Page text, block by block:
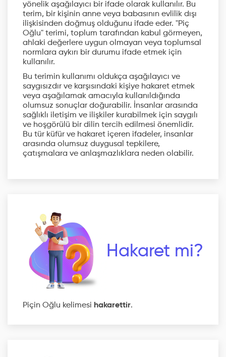
yönelik aşağılayıcı bir ifade olarak kullanılır. Bu
terim, bir kişinin anne veya babasının evlilik dışı
ilişkisinden doğmuş olduğunu ifade eder. "Piç
Oğlu" terimi, toplum tarafından kabul görmeyen,
ahlaki değerlere uygun olmayan veya toplumsal
normlara aykırı bir durumu ifade etmek için
kullanılır.
Bu terimin kullanımı oldukça aşağılayıcı ve
saygısızdır ve karşısındaki kişiye hakaret etmek
veya aşağılamak amacıyla kullanıldığında
olumsuz sonuçlar doğurabilir. İnsanlar arasında
sağlıklı iletişim ve ilişkiler kurabilmek için saygılı
ve hoşgörülü bir dilin tercih edilmesi önemlidir.
Bu tür küfür ve hakaret içeren ifadeler, insanlar
arasında olumsuz duygusal tepkilere,
çatışmalara ve anlaşmazlıklara neden olabilir.
Hakaret mi?
Piçin Oğlu kelimesi hakarettir.